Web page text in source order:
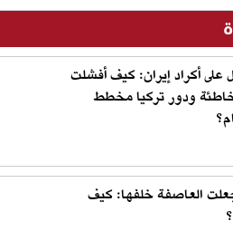
على أكراد إيران: كيف أفشلت
ودور تركيا مخطط
جعلت العاصفة خلفها: كيف